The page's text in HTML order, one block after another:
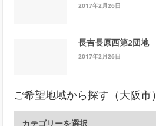
2017年2月26日
長吉長原西第2団地
2017年2月26日
ご希望地域から探す（大阪市）